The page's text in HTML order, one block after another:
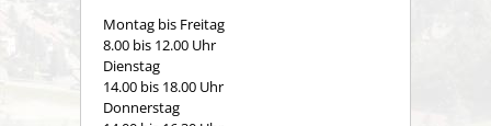
Montag bis Freitag
8.00 bis 12.00 Uhr
Dienstag
14.00 bis 18.00 Uhr
Donnerstag